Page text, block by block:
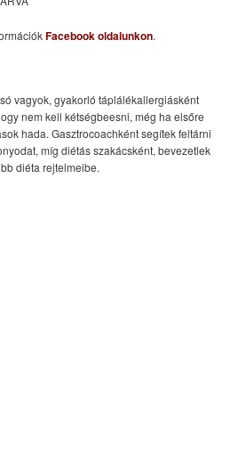
Facebook oldalunkon.
vagyok, gyakorló táplálékallergiásként
nem kell kétségbeesni, még ha elsőre
hada. Gasztrocoachként segítek feltárni
míg diétás szakácsként, bevezetlek
diéta rejtelmeibe.